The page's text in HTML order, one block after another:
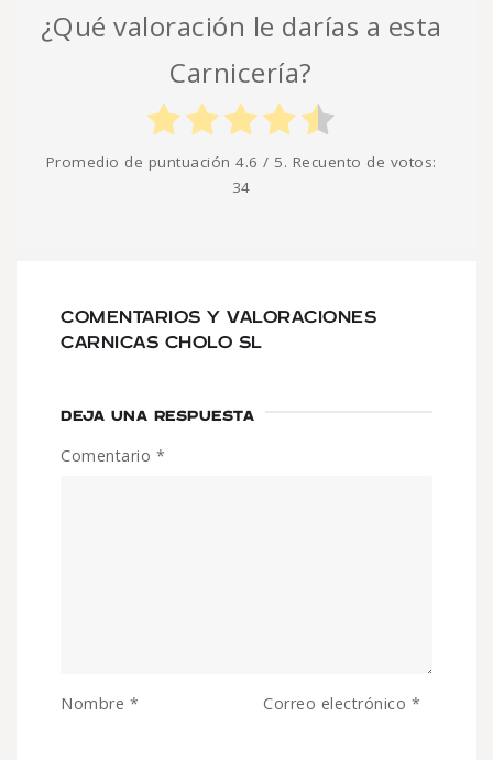
¿Qué valoración le darías a esta
Carnicería?
Promedio de puntuación 4.6 / 5. Recuento de votos:
34
COMENTARIOS Y VALORACIONES
CARNICAS CHOLO SL
DEJA UNA RESPUESTA
Comentario *
Nombre * Correo electrónico *